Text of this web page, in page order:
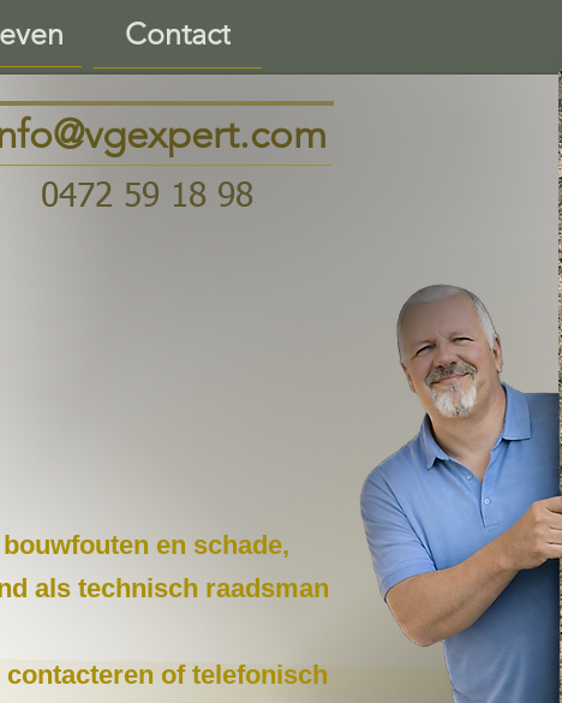
Contact
0472 59 18 98
en schade,
als technisch raadsman
of telefonisch